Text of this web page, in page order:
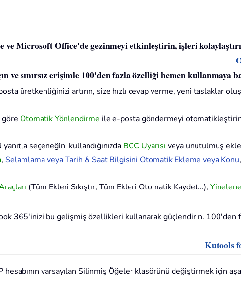
ve Microsoft Office'de gezinmeyi etkinleştirin, işleri
ve sınırsız erişimle 100'den fazla özelliği hemen kullanmaya
üretkenliğinizi artırın, size hızlı cevap verme, yeni taslaklar
göre Otomatik Yönlendirme ile e-posta göndermeyi
seçeneğini kullandığınızda BCC Uyarısı veya unutulmuş
, Selamlama veya Tarih & Saat Bilgisini Otomatik Ekleme veya Konu,
(Tüm Ekleri Sıkıştır, Tüm Ekleri Otomatik Kaydet...),
365'inizi bu gelişmiş özellikleri kullanarak güçlendirin. 100'den
Kutools
varsayılan Silinmiş Öğeler klasörünü değiştirmek için